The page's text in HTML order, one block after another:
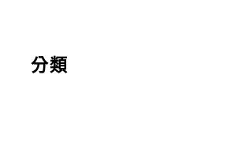
分類